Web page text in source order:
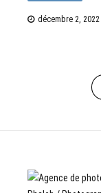
décembre 2, 2022